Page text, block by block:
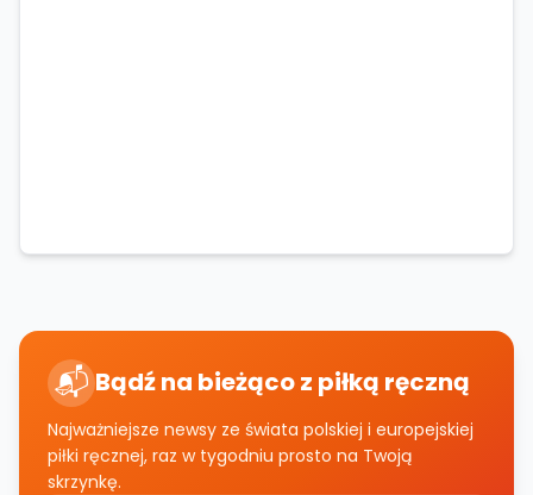
📬 Bądź na bieżąco z piłką ręczną
Najważniejsze newsy ze świata polskiej i europejskiej
piłki ręcznej, raz w tygodniu prosto na Twoją
skrzynkę.